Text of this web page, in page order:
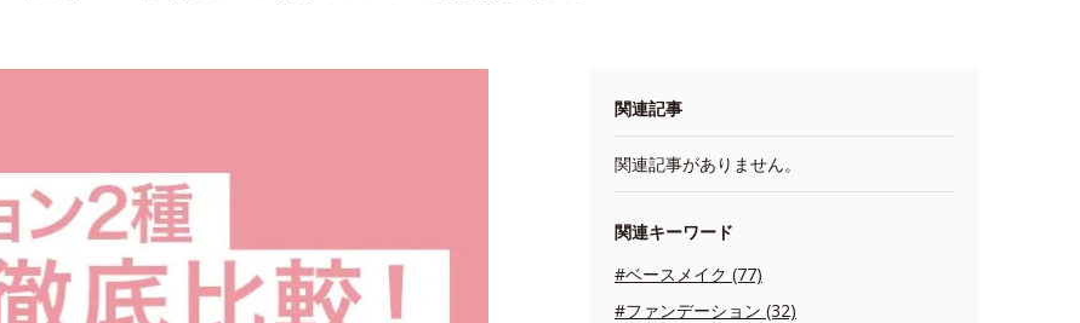
関連記事
関連記事がありません。
関連キーワード
#ベースメイク (77)
#ファンデーション (32)